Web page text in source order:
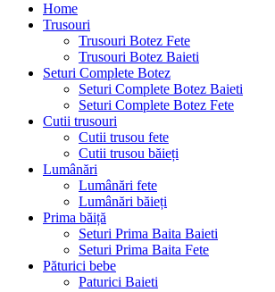
Home
Trusouri
Trusouri Botez Fete
Trusouri Botez Baieti
Seturi Complete Botez
Seturi Complete Botez Baieti
Seturi Complete Botez Fete
Cutii trusouri
Cutii trusou fete
Cutii trusou băieți
Lumânări
Lumânări fete
Lumânări băieți
Prima băiță
Seturi Prima Baita Baieti
Seturi Prima Baita Fete
Păturici bebe
Paturici Baieti